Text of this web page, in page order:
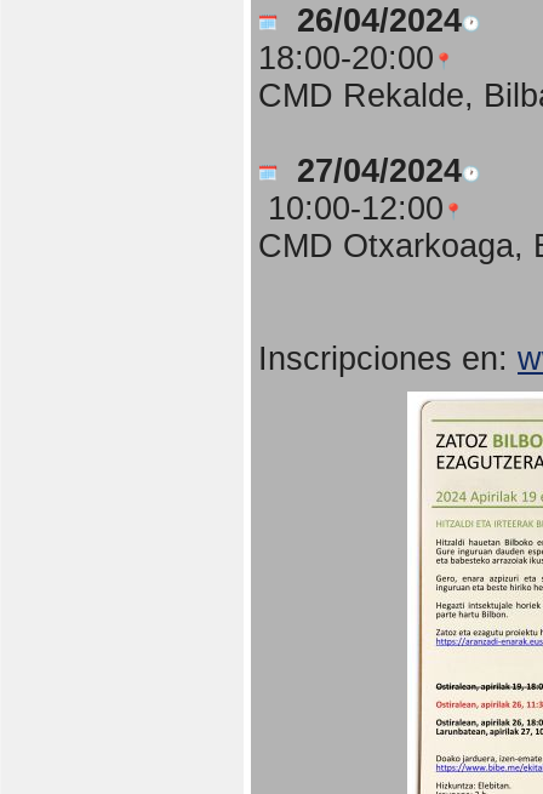
26/04/2024
18:00-20:00
CMD Rekalde,
27/04/2024
10:00-12:00
CMD Otxarkoaga,
Inscripciones en: